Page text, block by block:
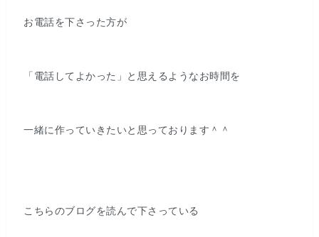
お電話を下さった方が
「電話してよかった」と思えるようなお時間を
一緒に作っていきたいと思っております＾＾
こちらのブログを読んで下さっている